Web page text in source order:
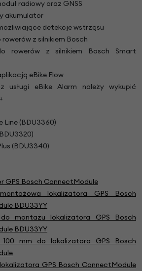
radiowy oraz GNSS
akumulator
detekcje wstrząsu
z silnikiem Bosch
rowerów z silnikiem Bosch Smart
eBike Flow
usługi eBike Alarm należy wykupić
Line (BDU3360)
(BDU3340)
GPS Bosch ConnectModule
lokalizatora GPS Bosch
BDU33YY
montażu lokalizatora GPS Bosch
BDU33YY
100 mm do lokalizatora GPS Bosch
GPS Bosch ConnectModule